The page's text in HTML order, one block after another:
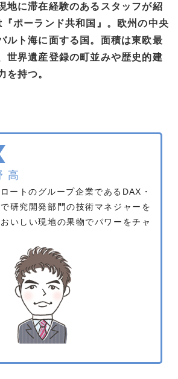
地に滞在経験のあるスタッフが紹
ポーランド共和国』。欧州の中央
ルト海に面する国。面積は東欧最
世界遺産登録の町並みや歴史的建
を持つ。
高
ートのグループ企業であるDAX・
研究開発部門の技術マネジャーを
いしい現地の果物でパワーをチャ